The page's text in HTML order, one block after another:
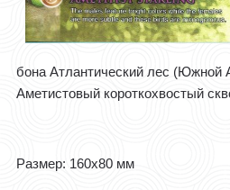
бона Атлантический лес (Южной
Аметистовый короткохвостый
Размер: 160x80 мм